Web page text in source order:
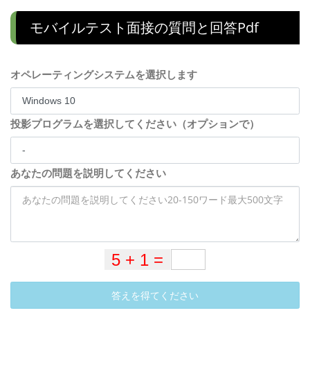
モバイルテスト面接の質問と回答pdf
オペレーティングシステムを選択します
投影プログラムを選択してください（オプションで）
あなたの問題を説明してください
答えを得てください